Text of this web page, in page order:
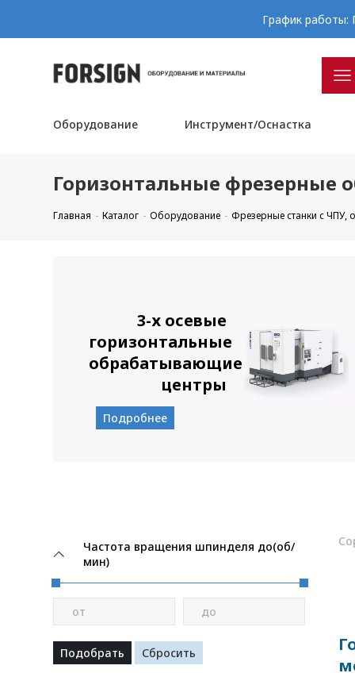
График работы:
Оборудование Инструмент/Оснастка
Горизонтальные фрезерные
Главная Каталог Оборудование Фрезерные станки с
3-х осевые
горизонтальные
обрабатывающие
центры
Подробнее
Частота вращения шпинделя до(об/
мин)
от до